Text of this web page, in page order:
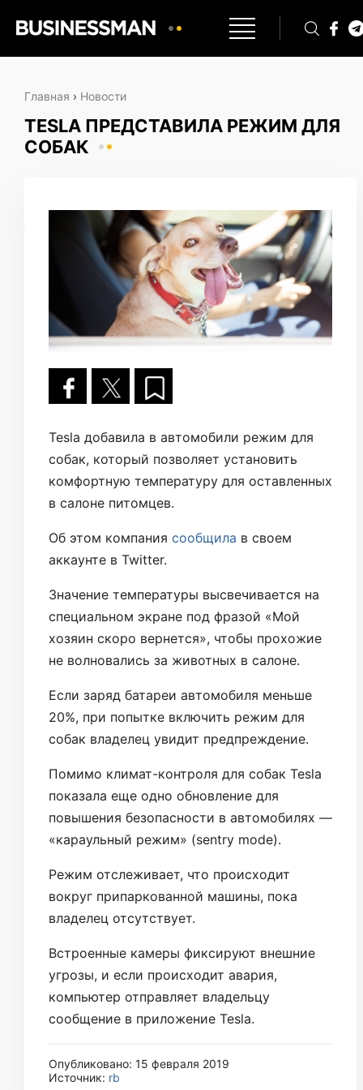
Главная › Новости
TESLA ПРЕДСТАВИЛА РЕЖИМ ДЛЯ
СОБАК
Tesla добавила в автомобили режим для
собак, который позволяет установить
комфортную температуру для оставленных
в салоне питомцев.
Об этом компания сообщила в своем
аккаунте в Twitter.
Значение температуры высвечивается на
специальном экране под фразой «Мой
хозяин скоро вернется», чтобы прохожие
не волновались за животных в салоне.
Если заряд батареи автомобиля меньше
20%, при попытке включить режим для
собак владелец увидит предпреждение.
Помимо климат-контроля для собак Tesla
показала еще одно обновление для
повышения безопасности в автомобилях —
«караульный режим» (sentry mode).
Режим отслеживает, что происходит
вокруг припаркованной машины, пока
владелец отсутствует.
Встроенные камеры фиксируют внешние
угрозы, и если происходит авария,
компьютер отправляет владельцу
сообщение в приложение Tesla.
Опубликовано: 15 февраля 2019
Источник: rb